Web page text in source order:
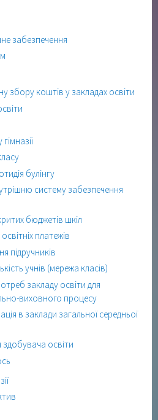
забезпечення
збору коштів у закладах освіти
булінгу
систему забезпечення
бюджетів шкіл
платежів
підручників
учнів (мережа класів)
закладу освіти для
виховного процесу
в заклади загальної середньої
освіти